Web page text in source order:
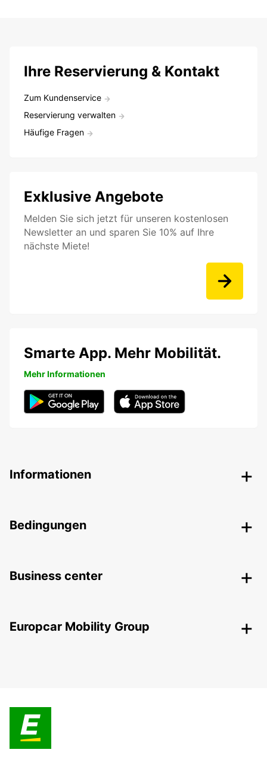
Ihre Reservierung & Kontakt
Zum Kundenservice
Reservierung verwalten
Häufige Fragen
Exklusive Angebote
Melden Sie sich jetzt für unseren kostenlosen
Newsletter an und sparen Sie 10% auf Ihre
nächste Miete!
Smarte App. Mehr Mobilität.
Mehr Informationen
Informationen
Bedingungen
Business center
Europcar Mobility Group